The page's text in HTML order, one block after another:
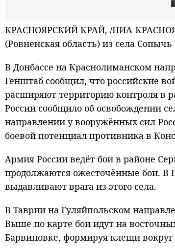
КРАСНОЯРСКИЙ КРАЙ, /НИА-
(Ровненская область) из села
В Донбассе на Краснолиманском
Генштаб сообщил, что российские
расширяют территорию контроля в
России сообщило об освобождении
направлении у вооружённых сил
боевой потенциал противника в
Армия России ведёт бои в районе
продолжаются ожесточённые бои. В
выдавливают врага из этого села.
В Таврии на Гуляйпольском
Выше по карте бои идут на
Барвиновке, формируя клещи